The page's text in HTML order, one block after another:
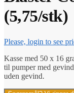
(5,75/stk)
Please, login to see
Kasse med 50 x 16
til pumper med
uden gevind.